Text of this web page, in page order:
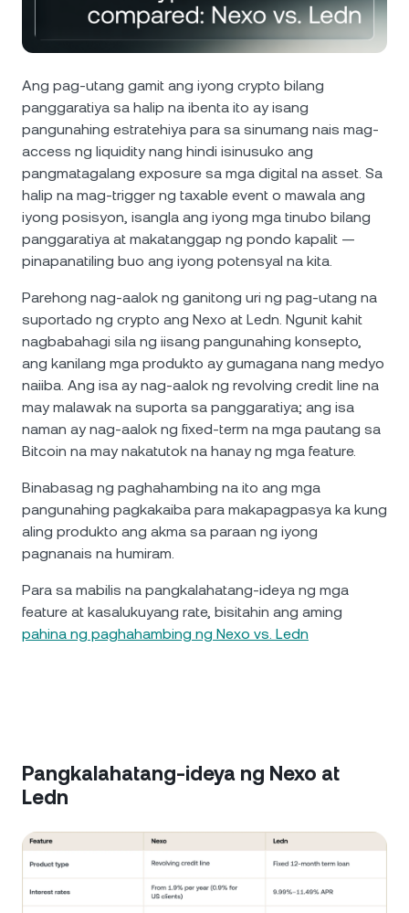
Futures
Nexo Card
Pribadong Kliyente
Loyalty Program
NEXO Token NEXO 1.28%
USD Coin USDC 0%
Polkadot DOT 1%
XRP XRP 1.39%
EURC
I-browse ang lahat ng asset
Balita at Mga Insight
Wealth Academy
Ang pag-utang gamit ang iyong crypto bilang
panggaratiya sa halip na ibenta ito ay isang
pangunahing estratehiya para sa sinumang nais mag-
access ng liquidity nang hindi isinusuko ang
pangmatagalang exposure sa mga digital na asset. Sa
halip na mag-trigger ng taxable event o mawala ang
iyong posisyon, isangla ang iyong mga tinubo bilang
panggaratiya at makatanggap ng pondo kapalit —
pinapanatiling buo ang iyong potensyal na kita.
Parehong nag-aalok ng ganitong uri ng pag-utang na
suportado ng crypto ang Nexo at Ledn. Ngunit kahit
nagbabahagi sila ng iisang pangunahing konsepto,
ang kanilang mga produkto ay gumagana nang medyo
naiiba. Ang isa ay nag-aalok ng revolving credit line na
may malawak na suporta sa panggaratiya; ang isa
naman ay nag-aalok ng fixed-term na mga pautang sa
Bitcoin na may nakatutok na hanay ng mga feature.
Binabasag ng paghahambing na ito ang mga
pangunahing pagkakaiba para makapagpasya ka kung
aling produkto ang akma sa paraan ng iyong
pagnanais na humiram.
Para sa mabilis na pangkalahatang-ideya ng mga
feature at kasalukuyang rate, bisitahin ang aming
pahina ng paghahambing ng Nexo vs. Ledn
Pangkalahatang-ideya ng Nexo at
Ledn